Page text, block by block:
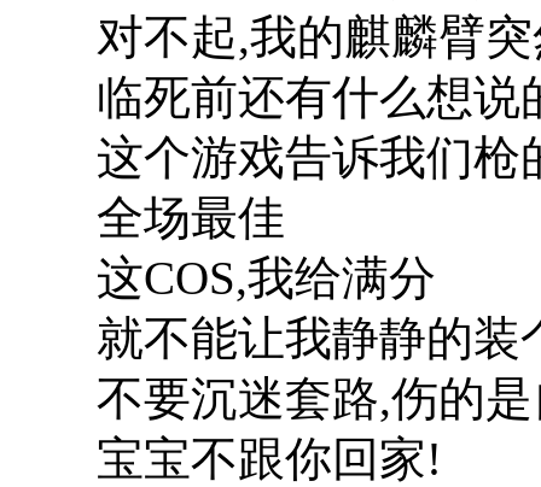
对不起,我的麒麟臂
临死前还有什么想说
这个游戏告诉我们枪
全场最佳
这COS,我给满分
就不能让我静静的装
不要沉迷套路,伤的
宝宝不跟你回家!